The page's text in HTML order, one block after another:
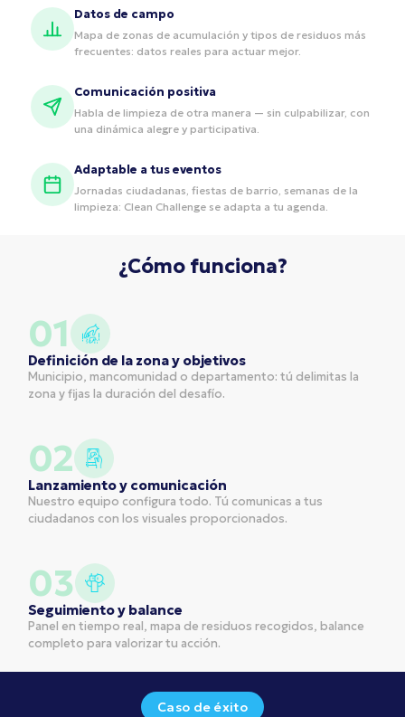
Datos de campo
Mapa de zonas de acumulación y tipos de residuos más
frecuentes: datos reales para actuar mejor.
Comunicación positiva
Habla de limpieza de otra manera — sin culpabilizar, con
una dinámica alegre y participativa.
Adaptable a tus eventos
Jornadas ciudadanas, fiestas de barrio, semanas de la
limpieza: Clean Challenge se adapta a tu agenda.
¿Cómo funciona?
01
Definición de la zona y objetivos
Municipio, mancomunidad o departamento: tú delimitas la
zona y fijas la duración del desafío.
02
Lanzamiento y comunicación
Nuestro equipo configura todo. Tú comunicas a tus
ciudadanos con los visuales proporcionados.
03
Seguimiento y balance
Panel en tiempo real, mapa de residuos recogidos, balance
completo para valorizar tu acción.
Caso de éxito